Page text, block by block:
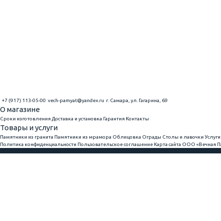
+7 (917) 113-05-00 vech-pamyat@yandex.ru г. Самара, ул. Гагарина, 69
О магазине
Сроки изготовления Доставка и установка Гарантия Контакты
Товары и услуги
Памятники из гранита Памятники из мрамора Облицовка Ограды Столы и лавочки Услуги
Политика конфиденциальности Пользовательское соглашение Карта сайта ООО «Вечная